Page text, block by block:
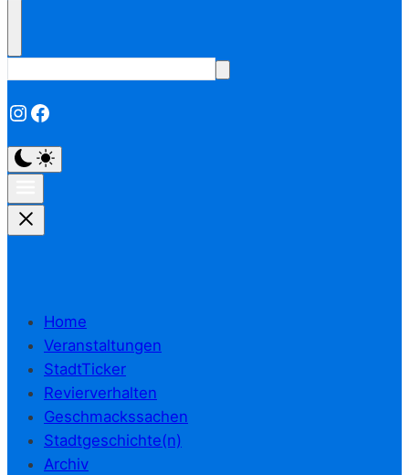
Instagram
Facebook
Home
Veranstaltungen
StadtTicker
Revierverhalten
Geschmackssachen
Stadtgeschichte(n)
Archiv